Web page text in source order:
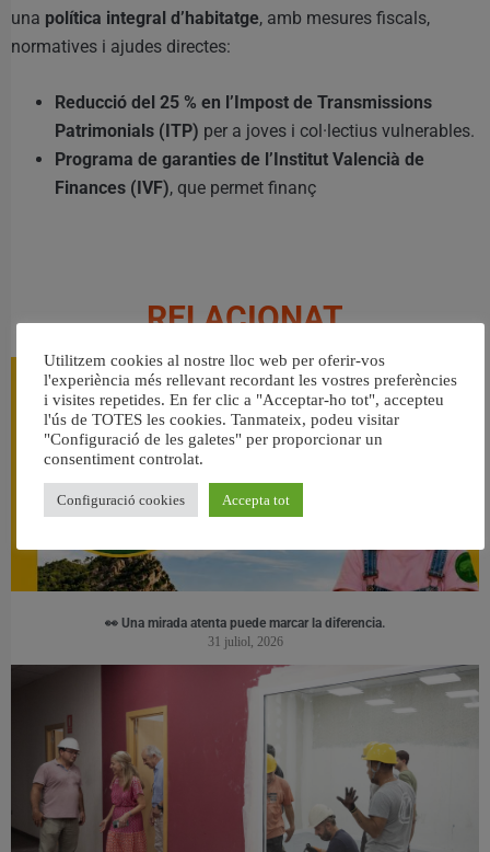
una política integral d’habitatge, amb mesures fiscals,
normatives i ajudes directes:
Reducció del 25 % en l’Impost de Transmissions
Patrimonials (ITP) per a joves i col·lectius vulnerables.
Programa de garanties de l’Institut Valencià de
Finances (IVF), que permet finanç
RELACIONAT
👀 Una mirada atenta puede marcar la diferencia.
31 juliol, 2026
Utilitzem cookies al nostre lloc web per oferir-vos
l'experiència més rellevant recordant les vostres preferències
i visites repetides. En fer clic a "Acceptar-ho tot", accepteu
l'ús de TOTES les cookies. Tanmateix, podeu visitar
"Configuració de les galetes" per proporcionar un
consentiment controlat.
Configuració cookies Accepta tot